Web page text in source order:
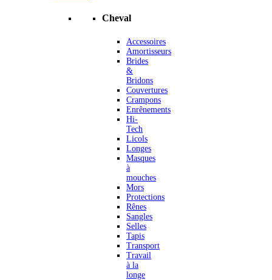
Cheval
Accessoires
Amortisseurs
Brides
&
Bridons
Couvertures
Crampons
Enrênements
Hi-
Tech
Licols
Longes
Masques
à
mouches
Mors
Protections
Rênes
Sangles
Selles
Tapis
Transport
Travail
à la
longe